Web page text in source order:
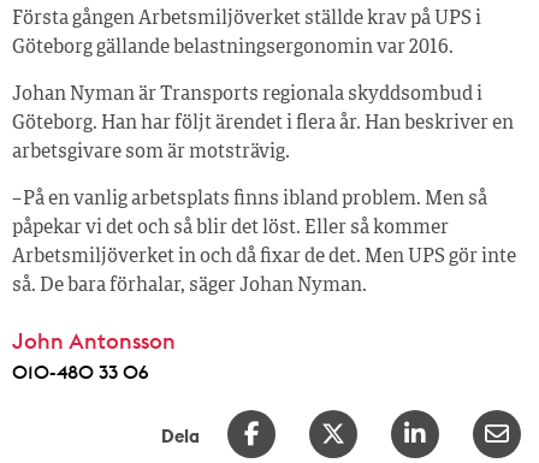
Första gången Arbetsmiljöverket ställde krav på UPS i
Göteborg gällande belastningsergonomin var 2016.
Johan Nyman är Transports regionala skyddsombud i
Göteborg. Han har följt ärendet i flera år. Han beskriver en
arbetsgivare som är motsträvig.
– På en vanlig arbetsplats finns ibland problem. Men så
påpekar vi det och så blir det löst. Eller så kommer
Arbetsmiljöverket in och då fixar de det. Men UPS gör inte
så. De bara förhalar, säger Johan Nyman.
John Antonsson
010-480 33 06
Dela